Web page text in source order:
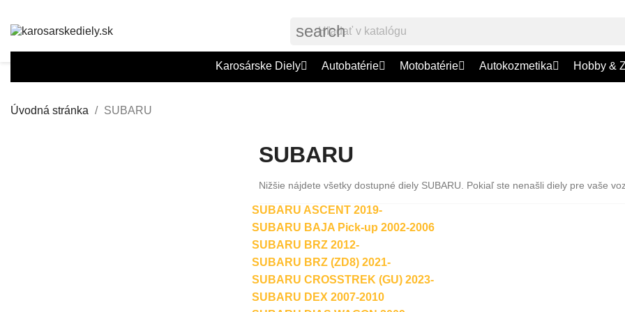
search
Karosárske Diely Autobatérie Motobatérie Autokozmetika Hobby &
Úvodná stránka SUBARU
SUBARU
Nižšie nájdete všetky dostupné diely SUBARU. Pokiaľ ste nenašli diely pre vaše
SUBARU ASCENT 2019-
SUBARU BAJA Pick-up 2002-2006
SUBARU BRZ 2012-
SUBARU BRZ (ZD8) 2021-
SUBARU CROSSTREK (GU) 2023-
SUBARU DEX 2007-2010